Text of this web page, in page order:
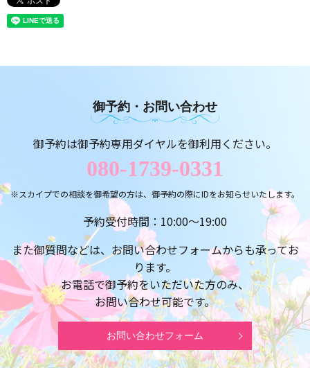
御予約・お問い合わせ
御予約は御予約専用ダイヤルを御利用ください。
080-1739-0331
※スカイプでの相談を御希望の方は、御予約の際にIDをお知らせいたします。
予約受付時間：10:00～19:00
また御質問などは、お問い合わせフォームからも承ってお
ります。
お電話で御予約をいただいた方のみ、
お問い合わせ可能です。
お問い合わせフォーム